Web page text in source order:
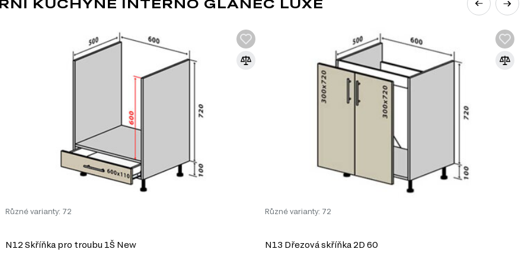
prostoru pro úložné potřeby, aniž by zabíraly příliš místa v kuchyni.
a odolnost vůči každodennímu používání.
a dlouhou životnost produktu.
povrch, který se snadno čistí.
přizpůsobení skříňky vašemu interiéru.
KUCHYNĚ INTERNO GLAŇEC LUXE
Různé varianty: 72
N12 Skříňka pro troubu 1Š New
Různé varianty: 72
N13 Dřezová skříňka 2D 60